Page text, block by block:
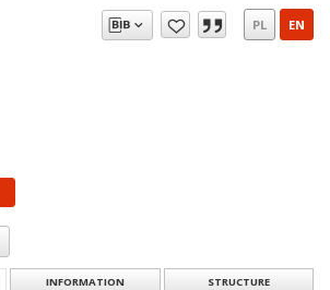
PL EN
INFORMATION STRUCTURE